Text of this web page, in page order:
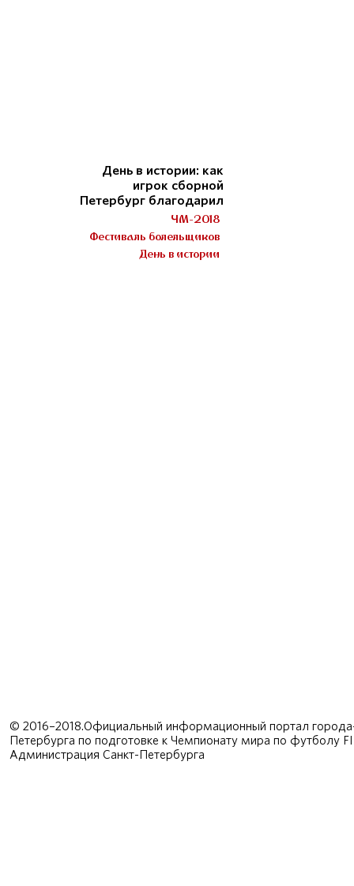
День в истории: как
игрок сборной
Петербург благодарил
ЧМ-2018
Фестиваль болельщиков
День в истории
© 2016–2018.Официальный информационный портал
Петербурга по подготовке к Чемпионату мира по футболу
Администрация Санкт-Петербурга